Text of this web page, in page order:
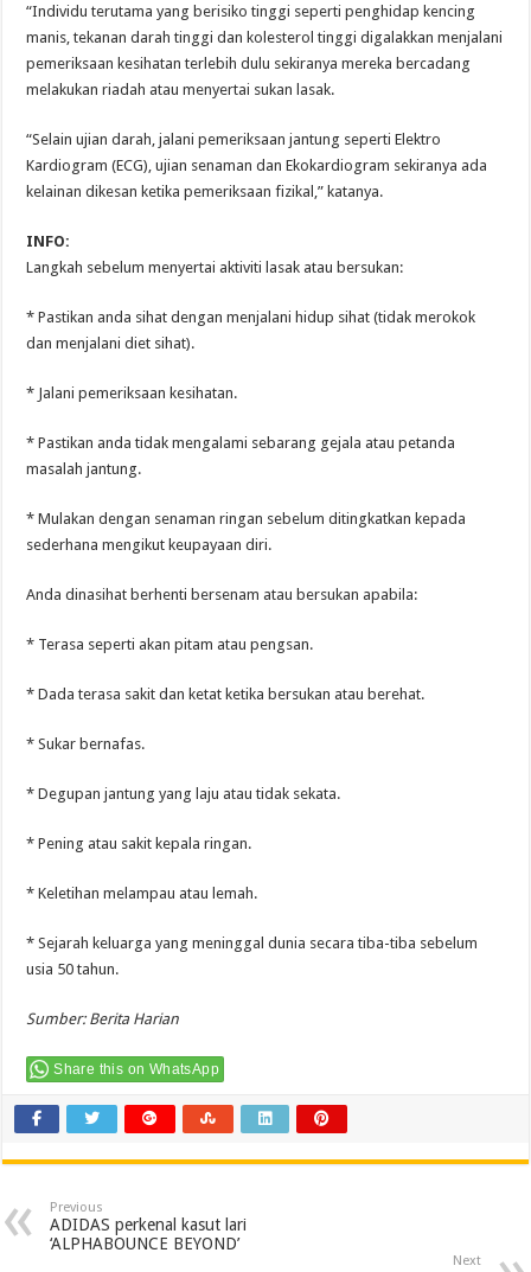
“Individu terutama yang berisiko tinggi seperti penghidap kencing
manis, tekanan darah tinggi dan kolesterol tinggi digalakkan menjalani
pemeriksaan kesihatan terlebih dulu sekiranya mereka bercadang
melakukan riadah atau menyertai sukan lasak.
“Selain ujian darah, jalani pemeriksaan jantung seperti Elektro
Kardiogram (ECG), ujian senaman dan Ekokardiogram sekiranya ada
kelainan dikesan ketika pemeriksaan fizikal,” katanya.
INFO:
Langkah sebelum menyertai aktiviti lasak atau bersukan:
* Pastikan anda sihat dengan menjalani hidup sihat (tidak merokok
dan menjalani diet sihat).
* Jalani pemeriksaan kesihatan.
* Pastikan anda tidak mengalami sebarang gejala atau petanda
masalah jantung.
* Mulakan dengan senaman ringan sebelum ditingkatkan kepada
sederhana mengikut keupayaan diri.
Anda dinasihat berhenti bersenam atau bersukan apabila:
* Terasa seperti akan pitam atau pengsan.
* Dada terasa sakit dan ketat ketika bersukan atau berehat.
* Sukar bernafas.
* Degupan jantung yang laju atau tidak sekata.
* Pening atau sakit kepala ringan.
* Keletihan melampau atau lemah.
* Sejarah keluarga yang meninggal dunia secara tiba-tiba sebelum
usia 50 tahun.
Sumber: Berita Harian
Share this on WhatsApp
Previous
ADIDAS perkenal kasut lari
‘ALPHABOUNCE BEYOND’
Next